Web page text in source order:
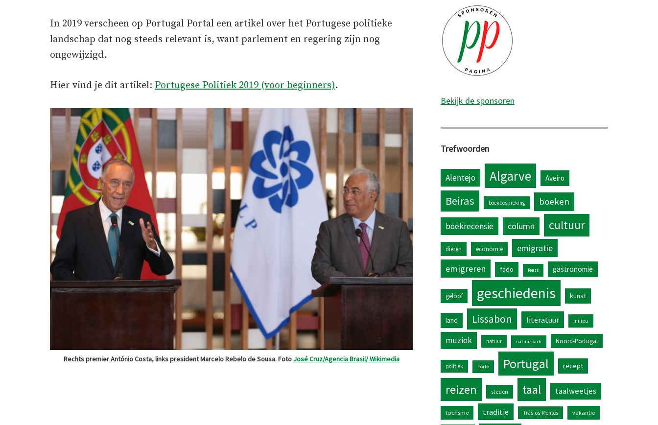
In 2019 verscheen op Portugal Portal een artikel over het Portugese politieke
landschap dat nog steeds relevant is, want parlement en regering zijn nog
ongewijzigd.
Hier vind je dit artikel: Portugese Politiek 2019 (voor beginners).
Rechts premier António Costa, links president Marcelo Rebelo de Sousa. Foto José Cruz/Agencia Brasil/ Wikimedia
Bekijk de sponsoren
Trefwoorden
Alentejo Algarve Aveiro
Beiras boekbespreking boeken
boekrecensie column cultuur
dieren economie
emigratie
emigreren
fado feest gastronomie
geloof geschiedenis kunst
land Lissabon literatuur milieu
muziek natuur natuurpark Noord-Portugal
politiek Porto Portugal recept
reizen steden taal taalweetjes
toerisme traditie Trás-os-Montes vakantie